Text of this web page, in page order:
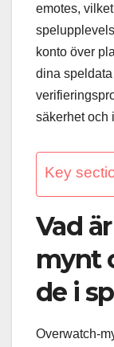
emotes,
konto över
dina
säkerhet och
Key
Vad
mynt
de i
Overwatch-